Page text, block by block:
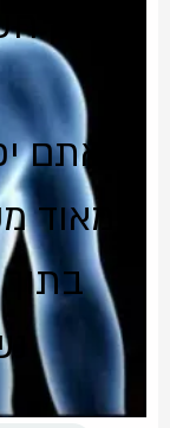
חלק
אתם
מאוד